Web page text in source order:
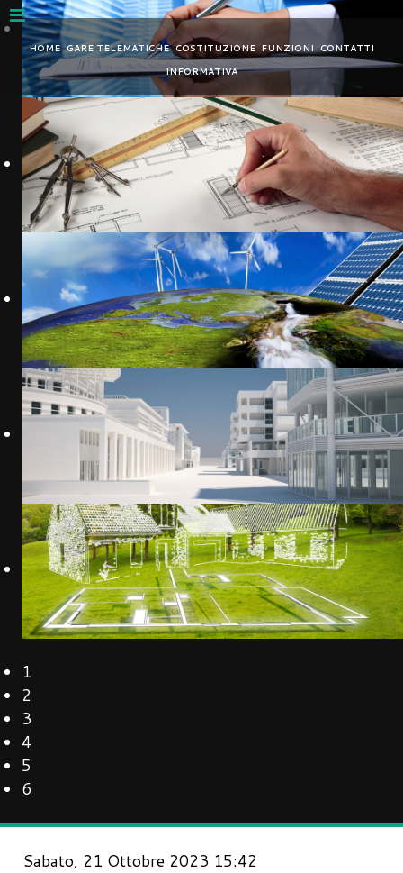
Nota:
questo
sito
Web
include
sistema
accessibilità.
HOME GARE TELEMATICHE COSTITUZIONE FUNZIONI CONTATTI
INFORMATIVA
1
2
3
4
5
6
Sabato, 21 Ottobre 2023 15:42